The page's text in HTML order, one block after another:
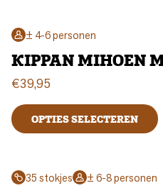
± 4-6 personen
KIPPAN MIHOEN
€39,95
OPTIES SELECTEREN
35 stokjes ± 6-8 personen